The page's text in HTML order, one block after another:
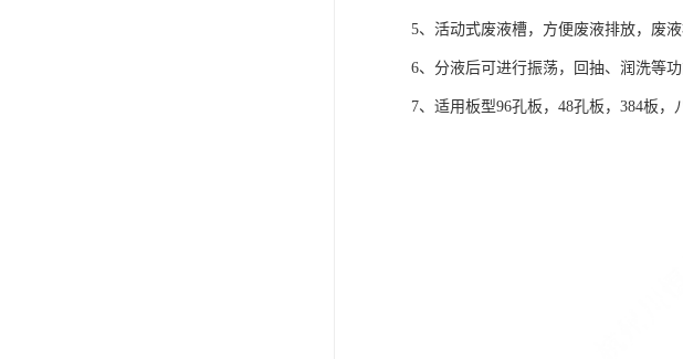
5、活动式废液槽，方便废液排放，废
6、分液后可进行振荡，回抽、润洗等功
7、适用板型96孔板，48孔板，384板，